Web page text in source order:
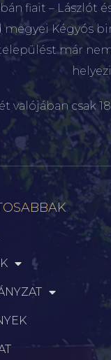
fiait – Lászlót
Kégyós
már
valójában csak